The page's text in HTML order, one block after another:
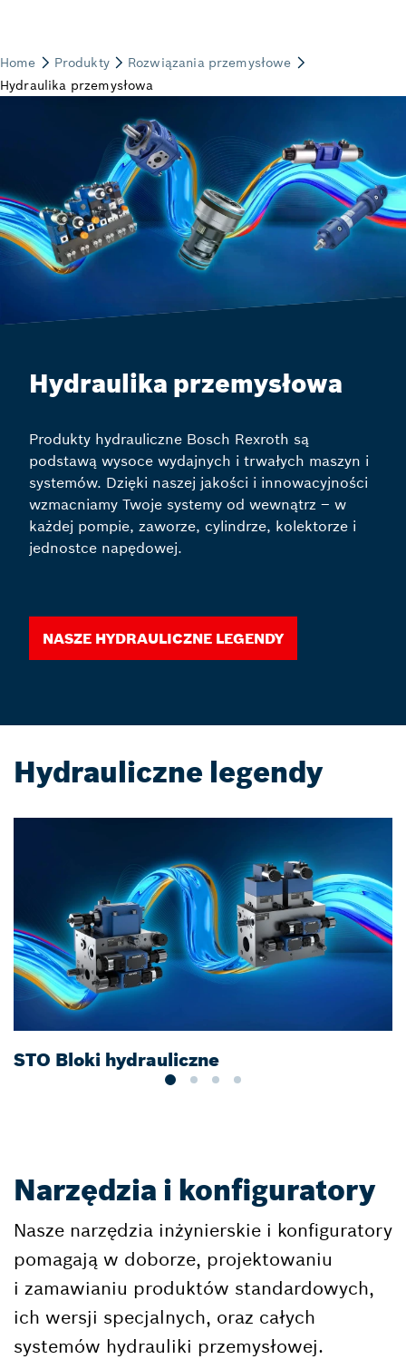
Hydraulika przemysłowa
Produkty hydrauliczne Bosch Rexroth są
podstawą wysoce wydajnych i trwałych maszyn i
systemów. Dzięki naszej jakości i innowacyjności
wzmacniamy Twoje systemy od wewnątrz – w
każdej pompie, zaworze, cylindrze, kolektorze i
jednostce napędowej.
Nasze hydrauliczne legendy
Hydrauliczne legendy
STO Bloki hydrauliczne
Narzędzia i konfiguratory
Nasze narzędzia inżynierskie i konfiguratory
pomagają w doborze, projektowaniu
i zamawianiu produktów standardowych,
ich wersji specjalnych, oraz całych
systemów hydrauliki przemysłowej.